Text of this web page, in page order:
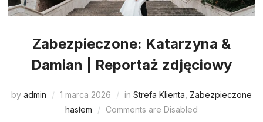
Zabezpieczone: Katarzyna &
Damian | Reportaż zdjęciowy
by admin 1 marca 2026 in Strefa Klienta Zabezpieczone
hasłem
Comments are Disabled